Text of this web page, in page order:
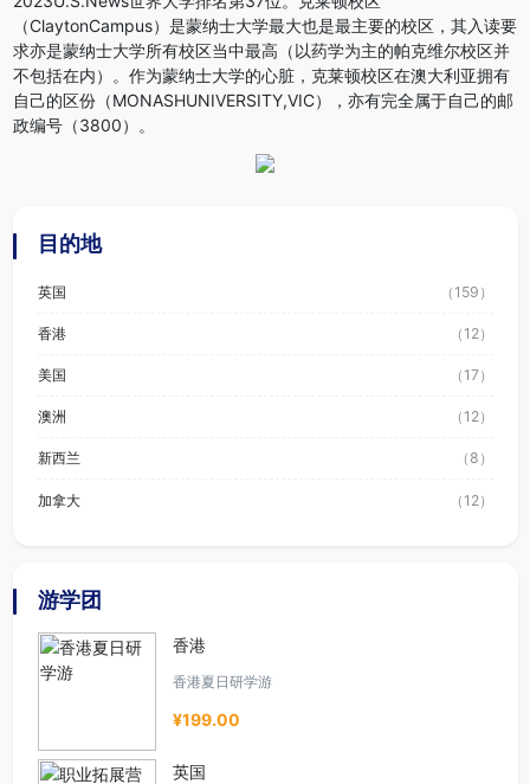
（ClaytonCampus）是蒙纳士大学最大也是最主要的校区，其入读要
求亦是蒙纳士大学所有校区当中最高（以药学为主的帕克维尔校区并
不包括在内）。作为蒙纳士大学的心脏，克莱顿校区在澳大利亚拥有
自己的区份（MONASHUNIVERSITY,VIC），亦有完全属于自己的邮
政编号（3800）。
目的地
英国 （159）
香港 （12）
美国 （17）
澳洲 （12）
新西兰 （8）
加拿大 （12）
游学团
香港
香港夏日研学游
¥199.00
英国